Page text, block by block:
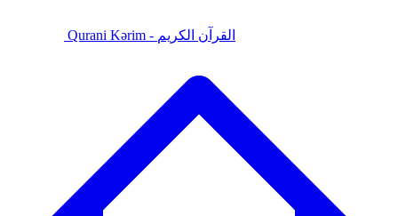
Qurani Kərim - القرآن الكريم